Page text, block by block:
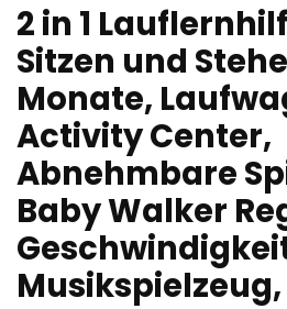
2 in 1
Sitzen und
Monate,
Activity Center,
Abnehmbare
Baby Walker
Musikspielzeug,